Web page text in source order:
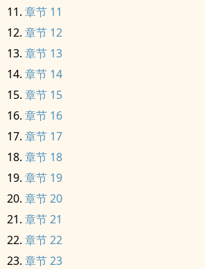
章节 11
章节 12
章节 13
章节 14
章节 15
章节 16
章节 17
章节 18
章节 19
章节 20
章节 21
章节 22
章节 23